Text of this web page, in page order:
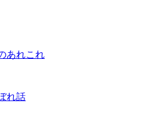
あれこれ
れ話